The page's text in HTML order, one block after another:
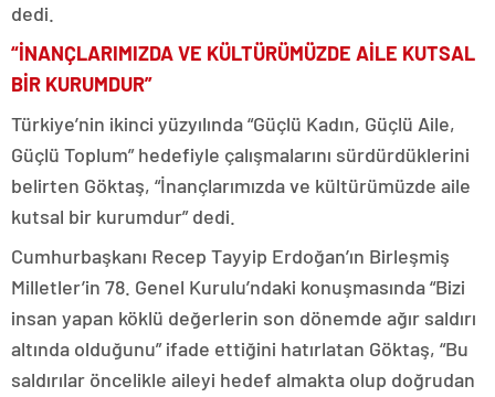
dedi.
“İNANÇLARIMIZDA VE KÜLTÜRÜMÜZDE AİLE KUTSAL
BİR KURUMDUR”
Türkiye’nin ikinci yüzyılında “Güçlü Kadın, Güçlü Aile,
Güçlü Toplum” hedefiyle çalışmalarını sürdürdüklerini
belirten Göktaş, “İnançlarımızda ve kültürümüzde aile
kutsal bir kurumdur” dedi.
Cumhurbaşkanı Recep Tayyip Erdoğan’ın Birleşmiş
Milletler’in 78. Genel Kurulu’ndaki konuşmasında “Bizi
insan yapan köklü değerlerin son dönemde ağır saldırı
altında olduğunu” ifade ettiğini hatırlatan Göktaş, “Bu
saldırılar öncelikle aileyi hedef almakta olup doğrudan